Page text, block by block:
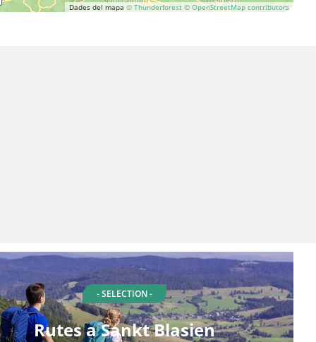
Dades del mapa © Thunderforest © OpenStreetMap contributors
- SELECTION -
Rutes a Sankt Blasien